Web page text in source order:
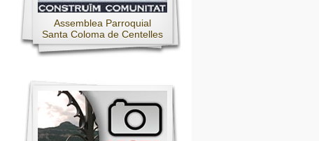
Assemblea Parroquial
Santa Coloma de Centelles